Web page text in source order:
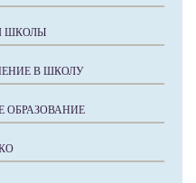
ШКОЛЫ
В ШКОЛУ